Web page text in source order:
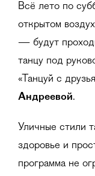
Всё лето по
открытом
— будут
танцу под
«Танцуй с
Андреевой.
Уличные стили
здоровье и
программа не